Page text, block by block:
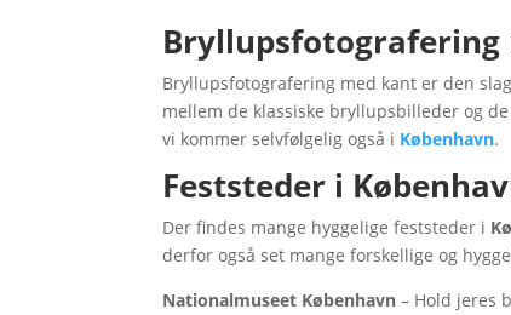
Bryllupsfotografering
Bryllupsfotografering med kant er den
mellem de klassiske bryllupsbilleder og
vi kommer selvfølgelig også i København.
Feststeder i
Der findes mange hyggelige feststeder i
derfor også set mange forskellige og
Nationalmuseet København – Hold jeres